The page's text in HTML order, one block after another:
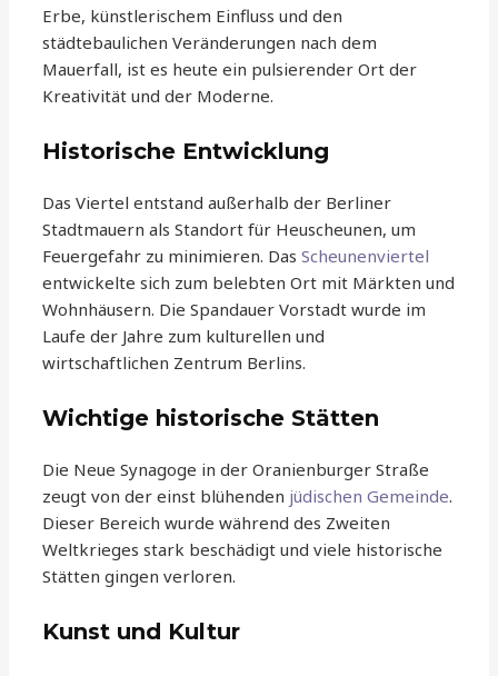
Erbe, künstlerischem Einfluss und den
städtebaulichen Veränderungen nach dem
Mauerfall, ist es heute ein pulsierender Ort der
Kreativität und der Moderne.
Historische Entwicklung
Das Viertel entstand außerhalb der Berliner
Stadtmauern als Standort für Heuscheunen, um
Feuergefahr zu minimieren. DasScheunenviertel
entwickelte sich zum belebten Ort mit Märkten und
Wohnhäusern. Die Spandauer Vorstadt wurde im
Laufe der Jahre zum kulturellen und
wirtschaftlichen Zentrum Berlins.
Wichtige historische Stätten
Die Neue Synagoge in der Oranienburger Straße
zeugt von der einst blühenden jüdischen Gemeinde.
Dieser Bereich wurde während des Zweiten
Weltkrieges stark beschädigt und viele historische
Stätten gingen verloren.
Kunst und Kultur